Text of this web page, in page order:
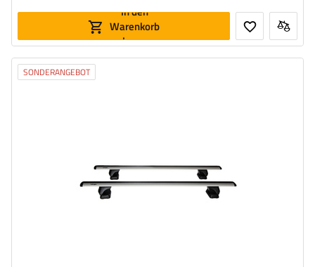
In den
Warenkorb
legen
SONDERANGEBOT